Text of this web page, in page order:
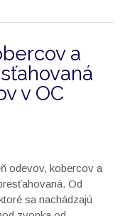
a
v OC
odevov, kobercov a
Od
sa nachádzajú